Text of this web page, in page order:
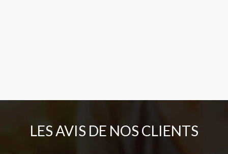
LES AVIS DE NOS CLIENTS